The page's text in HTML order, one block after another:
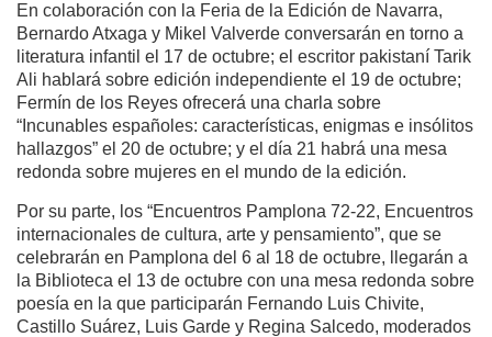
En colaboración con la Feria de la Edición de Navarra,
Bernardo Atxaga y Mikel Valverde conversarán en torno a
literatura infantil el 17 de octubre; el escritor pakistaní Tarik
Ali hablará sobre edición independiente el 19 de octubre;
Fermín de los Reyes ofrecerá una charla sobre
“Incunables españoles: características, enigmas e insólitos
hallazgos” el 20 de octubre; y el día 21 habrá una mesa
redonda sobre mujeres en el mundo de la edición.
Por su parte, los “Encuentros Pamplona 72-22, Encuentros
internacionales de cultura, arte y pensamiento”, que se
celebrarán en Pamplona del 6 al 18 de octubre, llegarán a
la Biblioteca el 13 de octubre con una mesa redonda sobre
poesía en la que participarán Fernando Luis Chivite,
Castillo Suárez, Luis Garde y Regina Salcedo, moderados